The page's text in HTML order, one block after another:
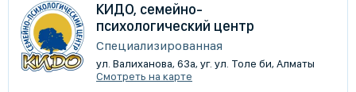
КИДО, семейно-
психологический центр
Специализированная
ул. Валиханова, 63а, уг. ул. Толе би, Алматы
Смотреть на карте